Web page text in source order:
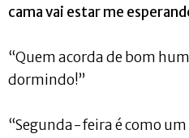
cama vai estar me
“Quem acorda de bom
dormindo!”
“Segunda-feira é como